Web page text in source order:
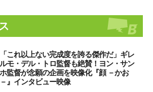
「これ以上ない完成度を誇る傑作だ」ギレ
ルモ・デル・トロ監督も絶賛！ヨン・サン
ホ監督が念願の企画を映像化『顔 －かお
－』インタビュー映像